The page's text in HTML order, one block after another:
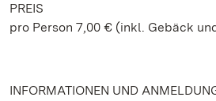
PREIS
pro Person 7,00 € (inkl. Gebäck
INFORMATIONEN UND